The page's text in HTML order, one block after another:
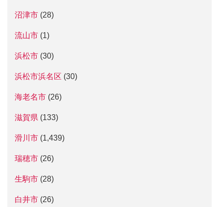
沼津市 (28)
流山市 (1)
浜松市 (30)
浜松市浜名区 (30)
海老名市 (26)
滋賀県 (133)
滑川市 (1,439)
瑞穂市 (26)
生駒市 (28)
白井市 (26)